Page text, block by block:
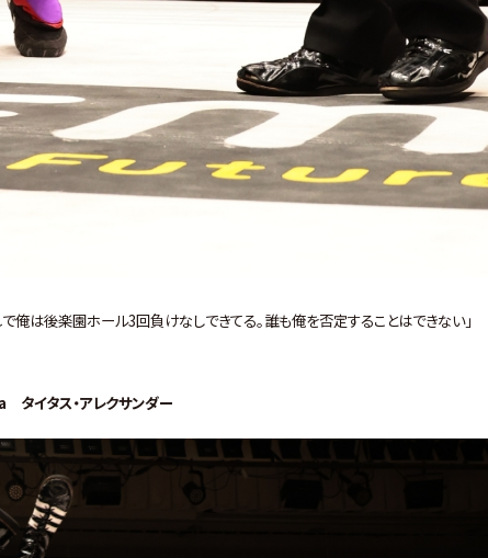
俺は後楽園ホール3回負けなしできてる｡誰も俺を否定することはできない｣
イタス・アレクサンダー